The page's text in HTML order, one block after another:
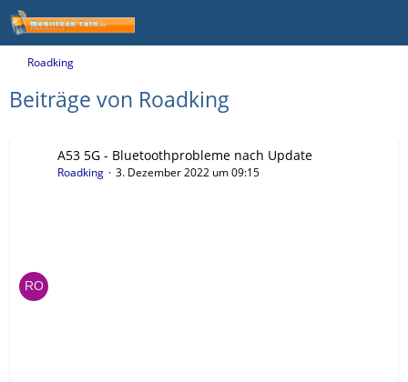
Roadking
Beiträge von Roadking
A53 5G - Bluetoothprobleme nach Update
Roadking 3. Dezember 2022 um 09:15